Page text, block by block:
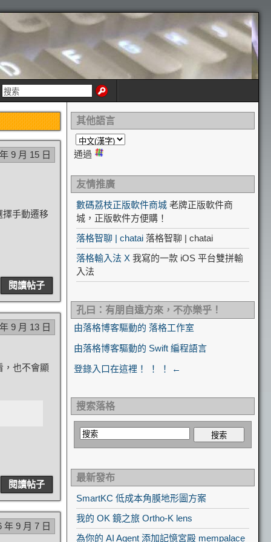
9 月 15 日
手動遷移
閱讀帖子
9 月 13 日
，也不會顯
閱讀帖子
年 9 月 7 日
其他語言
通過
友情推廣
數碼荔枝正版軟件商城 老牌正版軟件商
城，正版軟件方便購！
落格智聊 | chatai 落格智聊 | chatai
落格輸入法 X 我寫的一款 iOS 平台雙拼輸
入法
孔曰：有朋自遠方來，不亦樂乎！
由落格博客驅動的 落格工作室
由落格博客驅動的 Swift 編程語言
登錄入口在這裡！ ！ ！ ←
搜索落格
最新發布
SmartKC 低成本角膜地形圖方案
我的 OK 鏡之旅 Ortho-K lens
為你的 AI Agent 添加記憶宮殿 mempalace